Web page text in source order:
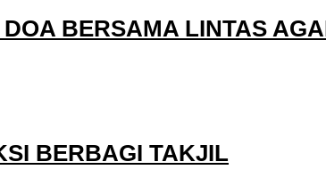
BERSAMA LINTAS
BERBAGI TAKJIL